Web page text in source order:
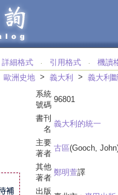
詳細格式 ‧ 引用格式 ‧
機讀
歐洲史地 > 義大利 > 義大利
系統
號碼
96801
書刊
名
義大利的統一
主要
著者
古區(Gooch,
其他
著者
鄭明萱譯
出版